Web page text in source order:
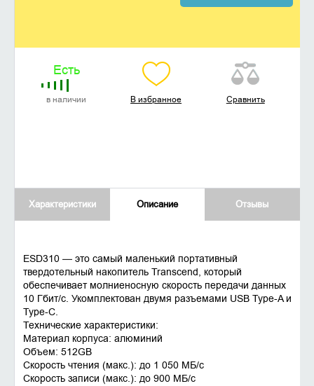
Есть
в наличии В избранное Сравнить
Характеристики Описание Отзывы
ESD310 — это самый маленький портативный
твердотельный накопитель Transcend, который
обеспечивает молниеносную скорость передачи данных
10 Гбит/с. Укомплектован двумя разъемами USB Type-A и
Type-C.
Технические характеристики:
Материал корпуса: алюминий
Объем: 512GB
Скорость чтения (макс.): до 1 050 MБ/с
Скорость записи (макс.): до 900 MБ/с